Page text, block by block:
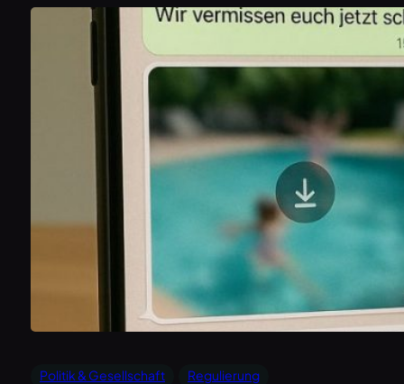
Politik & Gesellschaft Regulierung